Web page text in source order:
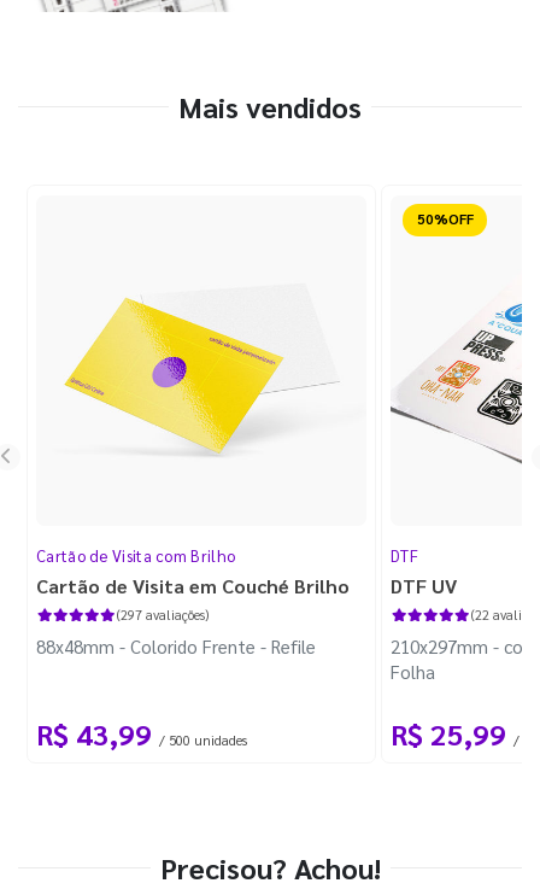
Mais vendidos
Cartão de Visita com Brilho
Cartão de Visita em Couché Brilho
(297 avaliações)
88x48mm - Colorido Frente - Refile
R$ 43,99 / 500 unidades
Reduzido
DTF
DTF UV
(22
210x297mm -
Folha
R$ 25,99 / 1
Precisou? Achou!